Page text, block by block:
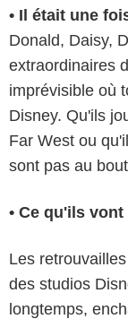
• Il était une
Donald, Daisy,
extraordinaires
imprévisible où
Disney. Qu'ils
Far West ou
sont pas au
• Ce qu'ils
Les
des studios
longtemps,